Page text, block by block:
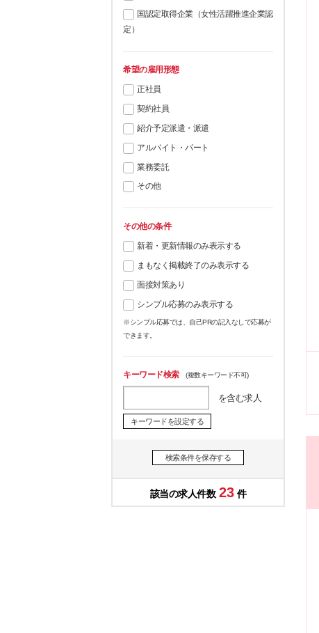
国認定取得企業（女性活躍推進企業認
定）
希望の雇用形態
正社員
契約社員
紹介予定派遣・派遣
アルバイト・パート
業務委託
その他
その他の条件
新着・更新情報のみ表示する
まもなく掲載終了のみ表示する
面接対策あり
シンプル応募のみ表示する
※シンプル応募では、自己PRの記入なしで応募が
できます。
キーワード検索(複数キーワード不可)
を含む求人
キーワードを設定する
検索条件を保存する
23